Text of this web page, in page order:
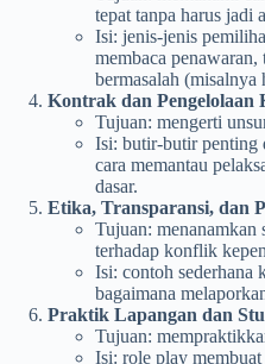
tepat tanpa harus jadi
Isi: jenis-jenis
membaca penawaran,
bermasalah (misalnya
Kontrak dan Pengelolaan
Tujuan: mengerti
Isi: butir-butir penting
cara memantau
dasar.
Etika, Transparansi, dan
Tujuan: menanamkan
terhadap konflik
Isi: contoh sederhana
bagaimana
Praktik Lapangan dan
Tujuan:
Isi: role play